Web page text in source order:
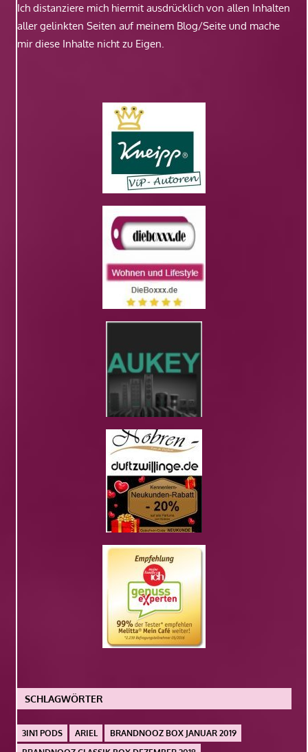
Ich distanziere mich hiermit ausdrücklich von allen Inhalten
aller gelinkten Seiten auf meinem Blog/Seite und mache
mir diese Inhalte nicht zu Eigen.
SCHLAGWÖRTER
3IN1 PODS ARIEL
BRANDNOOZ BOX JANUAR 2019